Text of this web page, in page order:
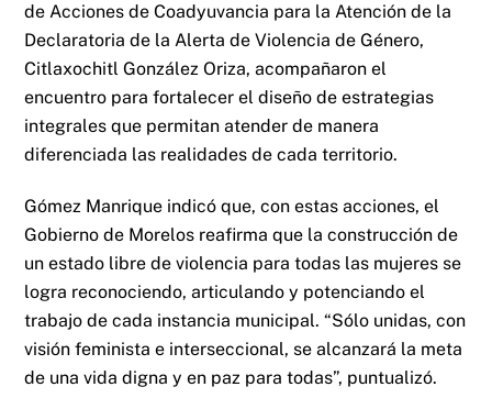
de Acciones de Coadyuvancia para la Atención de la
Declaratoria de la Alerta de Violencia de Género,
Citlaxochitl González Oriza, acompañaron el
encuentro para fortalecer el diseño de estrategias
integrales que permitan atender de manera
diferenciada las realidades de cada territorio.
Gómez Manrique indicó que, con estas acciones, el
Gobierno de Morelos reafirma que la construcción de
un estado libre de violencia para todas las mujeres se
logra reconociendo, articulando y potenciando el
trabajo de cada instancia municipal. “Sólo unidas, con
visión feminista e interseccional, se alcanzará la meta
de una vida digna y en paz para todas”, puntualizó.